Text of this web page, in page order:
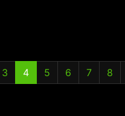
3 4 5 6 7 8